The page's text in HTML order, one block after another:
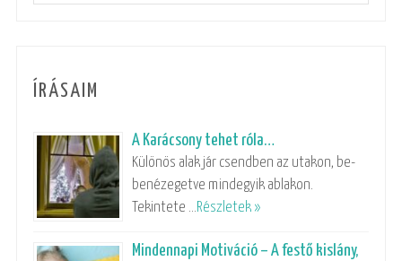
ÍRÁSAIM
A Karácsony tehet róla…
Különös alak jár csendben az utakon, be-
benézegetve mindegyik ablakon.
Tekintete …Részletek »
Mindennapi Motiváció – A festő kislány,